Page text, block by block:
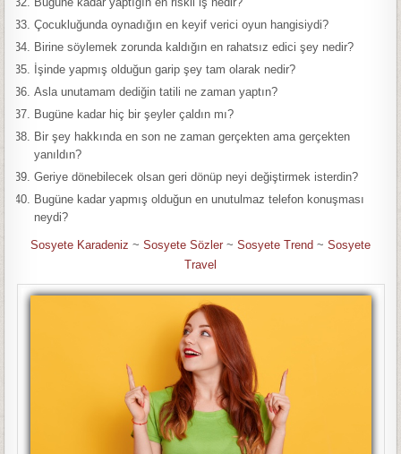
Çocukluğunda oynadığın en keyif verici oyun hangisiydi?
Birine söylemek zorunda kaldığın en rahatsız edici şey nedir?
İşinde yapmış olduğun garip şey tam olarak nedir?
Asla unutamam dediğin tatili ne zaman yaptın?
Bugüne kadar hiç bir şeyler çaldın mı?
Bir şey hakkında en son ne zaman gerçekten ama gerçekten
yanıldın?
Geriye dönebilecek olsan geri dönüp neyi değiştirmek isterdin?
Bugüne kadar yapmış olduğun en unutulmaz telefon konuşması
neydi?
Sosyete Karadeniz ~ Sosyete Sözler ~ Sosyete Trend ~ Sosyete
Travel